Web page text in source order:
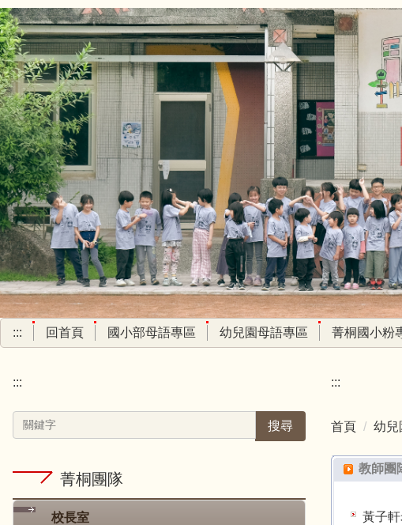
跳
到
主
要
內
容
區
::: 回首頁 國小部母語專區 幼兒園母語專區 菁桐國小粉
:::
搜尋
菁桐團隊
校長室
:::
首頁 幼兒
教師團
黃子